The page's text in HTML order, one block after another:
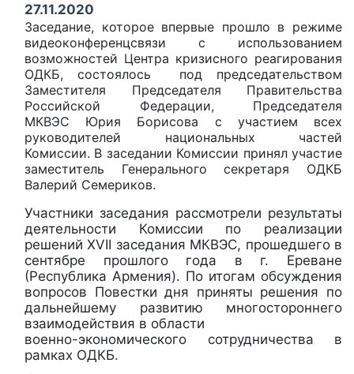
27.11.2020
Заседание, которое впервые прошло в режиме
видеоконференцсвязи с использованием
возможностей Центра кризисного реагирования
ОДКБ, состоялось под председательством
Заместителя Председателя Правительства
Российской Федерации, Председателя
МКВЭС Юрия Борисова с участием всех
руководителей национальных частей
Комиссии. В заседании Комиссии принял участие
заместитель Генерального секретаря ОДКБ
Валерий Семериков.
Участники заседания рассмотрели результаты
деятельности Комиссии по реализации
решений ХVII заседания МКВЭС, прошедшего в
сентябре прошлого года в г. Ереване
(Республика Армения). По итогам обсуждения
вопросов Повестки дня приняты решения по
дальнейшему развитию многостороннего
взаимодействия в области
военно-экономического сотрудничества в
рамках ОДКБ.